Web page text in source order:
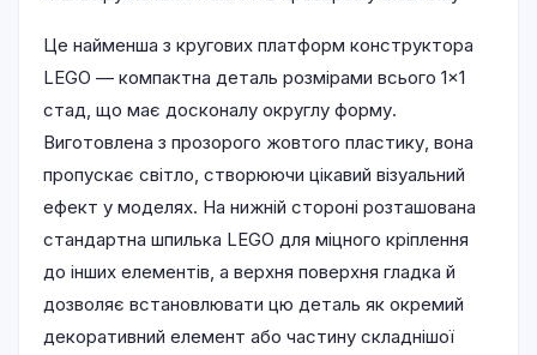
Це найменша з кругових платформ конструктора
LEGO — компактна деталь розмірами всього 1×1
стад, що має досконалу округлу форму.
Виготовлена з прозорого жовтого пластику, вона
пропускає світло, створюючи цікавий візуальний
ефект у моделях. На нижній стороні розташована
стандартна шпилька LEGO для міцного кріплення
до інших елементів, а верхня поверхня гладка й
дозволяє встановлювати цю деталь як окремий
декоративний елемент або частину складнішої